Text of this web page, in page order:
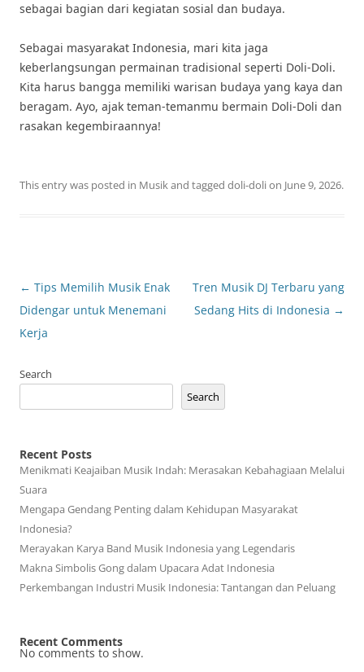
sebagai bagian dari kegiatan sosial dan budaya.
Sebagai masyarakat Indonesia, mari kita jaga
keberlangsungan permainan tradisional seperti Doli-Doli.
Kita harus bangga memiliki warisan budaya yang kaya dan
beragam. Ayo, ajak teman-temanmu bermain Doli-Doli dan
rasakan kegembiraannya!
This entry was posted in Musikand tagged doli-dolion June 9, 2026.
Post
navigation
← Tips Memilih Musik Enak
Didengar untuk Menemani
Kerja
Tren Musik DJ Terbaru yang
Sedang Hits di Indonesia →
Search
Search
Recent Posts
Menikmati Keajaiban Musik Indah: Merasakan Kebahagiaan Melalui
Suara
Mengapa Gendang Penting dalam Kehidupan Masyarakat
Indonesia?
Merayakan Karya Band Musik Indonesia yang Legendaris
Makna Simbolis Gong dalam Upacara Adat Indonesia
Perkembangan Industri Musik Indonesia: Tantangan dan Peluang
Recent Comments
No comments to show.